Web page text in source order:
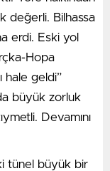
değerli. Bilhassa
erdi. Eski yol
Hopa
hale geldi”
büyük zorluk
Devamını
tünel büyük bir